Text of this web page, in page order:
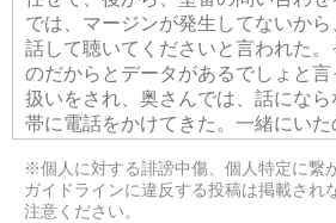
※個人に対する誹謗中傷、個人特定に繋
ガイドラインに違反する投稿は掲載され
注意ください。